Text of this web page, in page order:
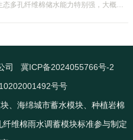
舟山本岛西北部银通生态多孔纤维棉储水能力特别强，大概是土壤的6倍，所以在下暴雨或者是严重的雨雪天气时，能将降水量很好的吸收掉，到了天气晴朗之后又会将这些水分蒸发到空气中。这种材料在绿化环保上能起到很大的作用，能够大
司
冀ICP备2024055766号-2
号号
、海绵城市蓄水模块、种植岩棉
维棉雨水调蓄模块标准参与制定